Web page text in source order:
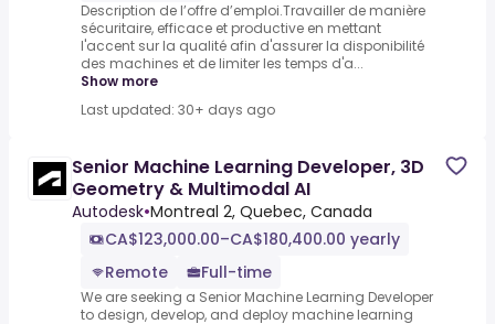
Description de l’offre d’emploi.Travailler de manière
sécuritaire, efficace et productive en mettant
l'accent sur la qualité afin d'assurer la disponibilité
des machines et de limiter les temps d'a...
Show more
Last updated: 30+ days ago
Senior Machine Learning Developer, 3D
Geometry & Multimodal AI
Autodesk•Montreal 2, Quebec, Canada
CA$123,000.00–CA$180,400.00 yearly
Remote
Full-time
We are seeking a Senior Machine Learning Developer
to design, develop, and deploy machine learning